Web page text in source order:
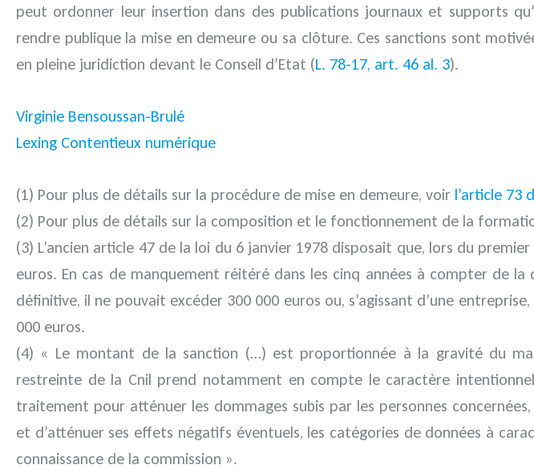
peut ordonner leur insertion dans des publications journaux et supports
rendre publique la mise en demeure ou sa clôture. Ces sanctions sont
en pleine juridiction devant le Conseil d’Etat (L. 78-17, art. 46 al. 3).
Virginie Bensoussan-Brulé
Lexing Contentieux numérique
(1) Pour plus de détails sur la procédure de mise en demeure, voir l’article 73
(2) Pour plus de détails sur la composition et le fonctionnement de la
(3) L’ancien article 47 de la loi du 6 janvier 1978 disposait que, lors du
euros. En cas de manquement réitéré dans les cinq années à compter de
définitive, il ne pouvait excéder 300 000 euros ou, s’agissant d’une
000 euros.
(4) « Le montant de la sanction (…) est proportionnée à la gravité du
restreinte de la Cnil prend notamment en compte le caractère
traitement pour atténuer les dommages subis par les personnes
et d’atténuer ses effets négatifs éventuels, les catégories de données à
connaissance de la commission ».